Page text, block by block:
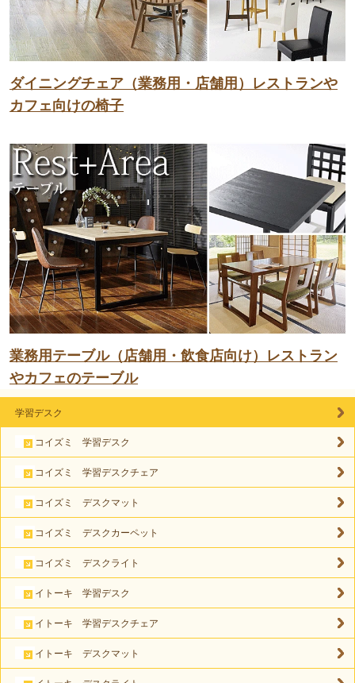
ダイニングチェア（業務用・店舗用）レストランや
カフェ向けの椅子
業務用テーブル（店舗用・飲食店向け）レストラン
やカフェのテーブル
学習デスク
コイズミ 学習デスク
コイズミ 学習デスクチェア
コイズミ デスクマット
コイズミ デスクカーペット
コイズミ デスクライト
イトーキ 学習デスク
イトーキ 学習デスクチェア
イトーキ デスクマット